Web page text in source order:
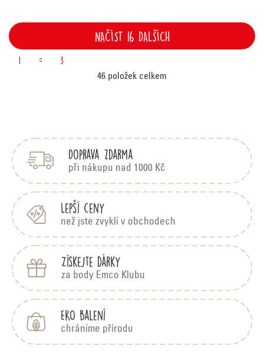
v
d
a
c
p
r
v
k
v
ý
NAČÍST 16 DALŠÍCH
á
n
k
o
v
á
n
1 3
46 položek celkem
Doprava zdarma
při nákupu nad 1000 Kč
Lepší ceny
než jste zvyklí v obchodech
Získejte dárky
za body Emco Klubu
EKO balení
chráníme přírodu